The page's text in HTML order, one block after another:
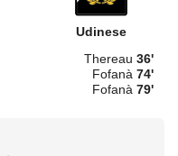
Udinese
Thereau 36'
Fofanà 74'
Fofanà 79'